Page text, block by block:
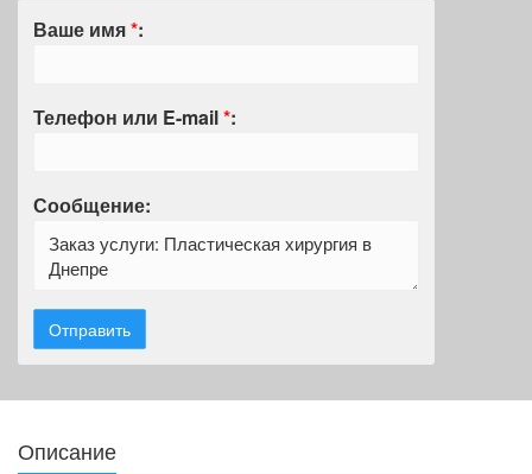
Ваше имя*:
Телефон или E-mail*:
Сообщение:
Описание